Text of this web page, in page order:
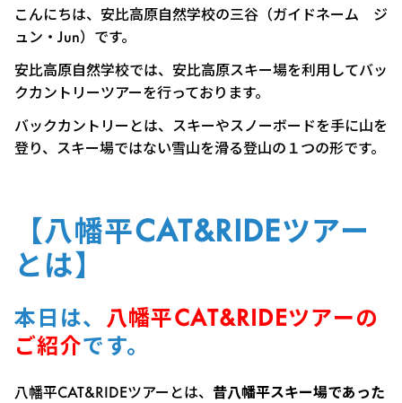
こんにちは、安比高原自然学校の三谷（ガイドネーム ジ
ュン・Jun）です。
安比高原自然学校では、安比高原スキー場を利用してバッ
クカントリーツアーを行っております。
バックカントリーとは、スキーやスノーボードを手に山を
登り、スキー場ではない雪山を滑る登山の１つの形です。
【八幡平CAT&RIDEツアー
とは】
本日は、 八幡平CAT&RIDEツアーの
ご紹介です。
八幡平CAT&RIDEツアーとは、 昔八幡平スキー場であった